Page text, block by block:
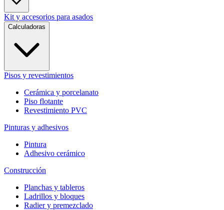
Kit y accesorios para asados
Calculadoras
Pisos y revestimientos
Cerámica y porcelanato
Piso flotante
Revestimiento PVC
Pinturas y adhesivos
Pintura
Adhesivo cerámico
Construcción
Planchas y tableros
Ladrillos y bloques
Radier y premezclado